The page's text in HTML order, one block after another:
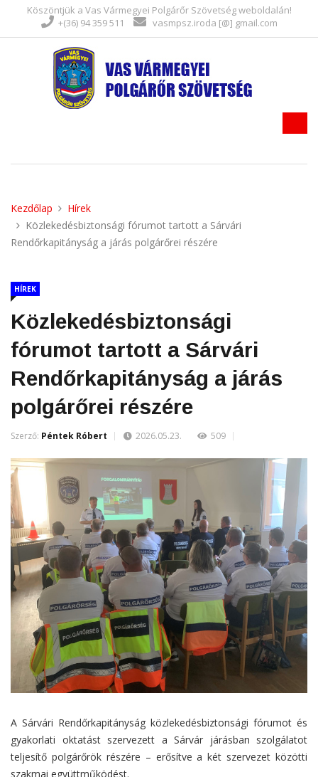
Köszöntjük a Vas Vármegyei Polgárőr Szövetség weboldalán!
+(36) 94 359 511
vasmpsz.iroda [@] gmail.com
Kezdőlap
Hírek
Közlekedésbiztonsági fórumot tartott a Sárvári
Rendőrkapitányság a járás polgárőrei részére
HÍREK
Közlekedésbiztonsági
fórumot tartott a Sárvári
Rendőrkapitányság a járás
polgárőrei részére
Szerző: Péntek Róbert 2026.05.23. 509
A Sárvári Rendőrkapitányság közlekedésbiztonsági fórumot és
gyakorlati oktatást szervezett a Sárvár járásban szolgálatot
teljesítő polgárőrök részére – erősítve a két szervezet közötti
szakmai együttműködést.